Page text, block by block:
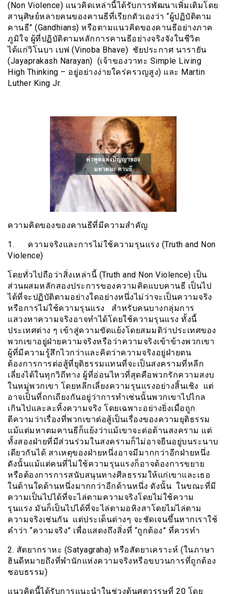
(Non Violence) แนวคิดเหล่านี้ได้รับการพัฒนาเพิ่มเติมโดย
สานุศิษย์หลายคนของคานธีที่เรียกตัวเองว่า “ผู้ปฏิบัติตาม
คานธี” (Gandhians) หรือตามแนวคิดของคานธีอย่างภาค
ภูมิใจ ผู้ที่ปฏิบัติตามหลักการคานธีอย่างจริงจังในชีวิต
ได้แก่วิโนบา เบฟ (Vinoba Bhave) ชัยประกาศ นารายัน
(Jayaprakash Narayan) (เจ้าของวาทะ Simple Living
High Thinking – อยู่อย่างง่ายใคร่ครวญสูง) และ Martin
Luther King Jr.
ความคิดของของคานธีที่มีความสำคัญ
1. ความจริงและการไม่ใช้ความรุนแรง (Truth and Non
Violence)
โดยทั่วไปถือว่าสิ่งเหล่านี้ (Truth and Non Violence) เป็น
ส่วนผสมหลักสองประการของความคิดแบบคานธี เป็นไป
ได้ที่จะปฏิบัติตามอย่างใดอย่างหนึ่งไม่ว่าจะเป็นความจริง
หรือการไม่ใช้ความรุนแรง สำหรับคนบางกลุ่มการ
แสวงหาความจริงอาจทำได้โดยใช้ความรุนแรง ทั้งนี้
ประเทศต่าง ๆ เข้าสู่ความขัดแย้งโดยสมมติว่าประเทศของ
พวกเขาอยู่ฝ่ายความจริงหรือว่าความจริงเข้าข้างพวกเขา
ผู้ที่มีความรู้สึกไวกว่าและคิดว่าความจริงอยู่ฝ่ายตน
ต้องการการต่อสู้ที่ยุติธรรมแทนที่จะเป็นสงครามที่หลีก
เลี่ยงได้ในทุกวิถีทาง ผู้ที่อ่อนไหวที่สุดคือพวกรักความสงบ
ในหมู่พวกเขา โดยหลีกเลี่ยงความรุนแรงอย่างสิ้นเชิง แต่
อาจเป็นที่ถกเถียงกันอยู่ว่าการทำเช่นนั้นพวกเขาไปไกล
เกินไปและละทิ้งความจริง โดยเฉพาะอย่างยิ่งเมื่อถูก
ตีความว่าเรื่องที่พวกเขาต่อสู้เป็นเรื่องของความยุติธรรม
แม้แต่มหาตมคานธีก็แย้งว่าแม้เขาจะต่อต้านสงคราม แต่
ทั้งสองฝ่ายที่มีส่วนร่วมในสงครามก็ไม่อาจยืนอยู่บนระนาบ
เดียวกันได้ สาเหตุของฝ่ายหนึ่งอาจมีมากกว่าอีกฝ่ายหนึ่ง
ดังนั้นแม้แต่คนที่ไม่ใช้ความรุนแรงก็อาจต้องการขยาย
หรือต้องการการสนับสนุนทางศีลธรรมให้แก่เขาและเธอ
ในด้านใดด้านหนึ่งมากกว่าอีกด้านหนึ่ง ดังนั้น ในขณะที่มี
ความเป็นไปได้ที่จะไล่ตามความจริงโดยไม่ใช้ความ
รุนแรง มันก็เป็นไปได้ที่จะไล่ตามอหิงสาโดยไม่ไล่ตาม
ความจริงเช่นกัน แต่ประเด็นต่างๆ จะชัดเจนขึ้นหากเราใช้
คำว่า “ความจริง” เพื่อแสดงถึงสิ่งที่ “ถูกต้อง” ที่ควรทำ
2. สัตยากราหะ (Satyagraha) หรือสัตยาเคราะห์ (ในภาษา
ฮินดีหมายถึงที่พำนักแห่งความจริงหรือขบวนการที่ถูกต้อง
ชอบธรรม)
แนวคิดนี้ได้รับการแนะนำในช่วงต้นศตวรรษที่ 20 โดย